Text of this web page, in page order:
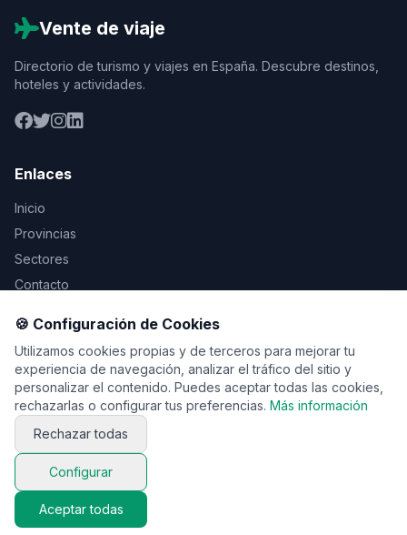
Vente de viaje
Directorio de turismo y viajes en España. Descubre destinos,
hoteles y actividades.
Enlaces
Inicio
Provincias
Sectores
Contacto
Legal
Aviso Legal
Privacidad
Cookies
© 2026 Vente de viaje. Todos los derechos reservados.
🍪 Configuración de Cookies
Utilizamos cookies propias y de terceros para mejorar tu
experiencia de navegación, analizar el tráfico del sitio y
personalizar el contenido. Puedes aceptar todas las cookies,
rechazarlas o configurar tus preferencias. Más información
Rechazar todas
Configurar
Aceptar todas